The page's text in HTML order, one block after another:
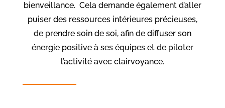
bienveillance. Cela demande également d’aller
puiser des ressources intérieures précieuses,
de prendre soin de soi, afin de diffuser son
énergie positive à ses équipes et de piloter
l’activité avec clairvoyance.